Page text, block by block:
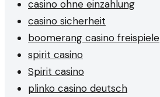
casino ohne einzahlung
casino sicherheit
boomerang casino freispiele
spirit casino
Spirit casino
plinko casino deutsch